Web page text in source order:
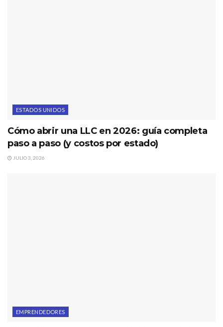
ESTADOS UNIDOS
Cómo abrir una LLC en 2026: guía completa
paso a paso (y costos por estado)
JULIO 3, 2026
EMPRENDEDORES